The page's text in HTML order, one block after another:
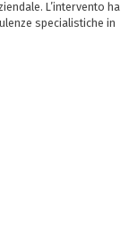
L’intervento ha
specialistiche in